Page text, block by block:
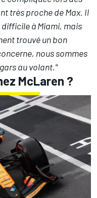
très proche de Max. Il
à Miami, mais
trouvé un bon
nous sommes
au volant."
McLaren ?